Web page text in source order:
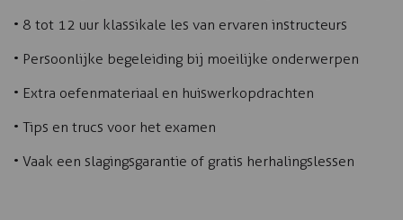
• 8 tot 12 uur klassikale les van ervaren instructeurs
• Persoonlijke begeleiding bij moeilijke onderwerpen
• Extra oefenmateriaal en huiswerkopdrachten
• Tips en trucs voor het examen
• Vaak een slagingsgarantie of gratis herhalingslessen